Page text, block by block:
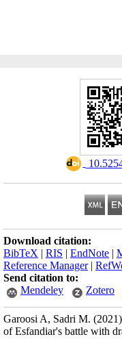
Download citation:
BibTeX | RIS | EndNote |
Reference Manager|
Send citation to:
Mendeley
Zotero
Garoosi A, Sadri M.
of Esfandiar's battle with